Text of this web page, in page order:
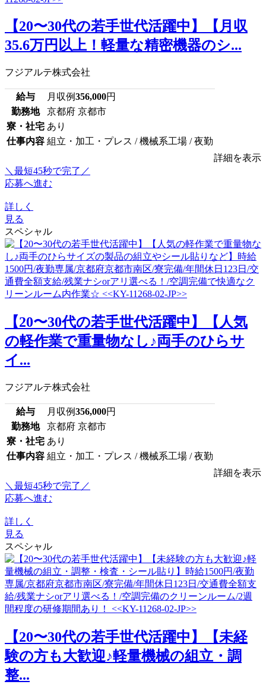
【20〜30代の若手世代活躍中】【月収
35.6万円以上！軽量な精密機器のシ...
フジアルテ株式会社
給与 月収例356,000円
勤務地
京都府 京都市
寮・社宅 あり
仕事内容 組立・加工・プレス / 機械系工場 / 夜勤
詳細を表示
＼最短45秒で完了／
応募へ進む
詳しく
見る
スペシャル
【20〜30代の若手世代活躍中】【人気
の軽作業で重量物なし♪両手のひらサ
イ...
フジアルテ株式会社
給与 月収例356,000円
勤務地
京都府 京都市
寮・社宅 あり
仕事内容 組立・加工・プレス / 機械系工場 / 夜勤
詳細を表示
＼最短45秒で完了／
応募へ進む
詳しく
見る
スペシャル
【20〜30代の若手世代活躍中】【未経
験の方も大歓迎♪軽量機械の組立・調
整...